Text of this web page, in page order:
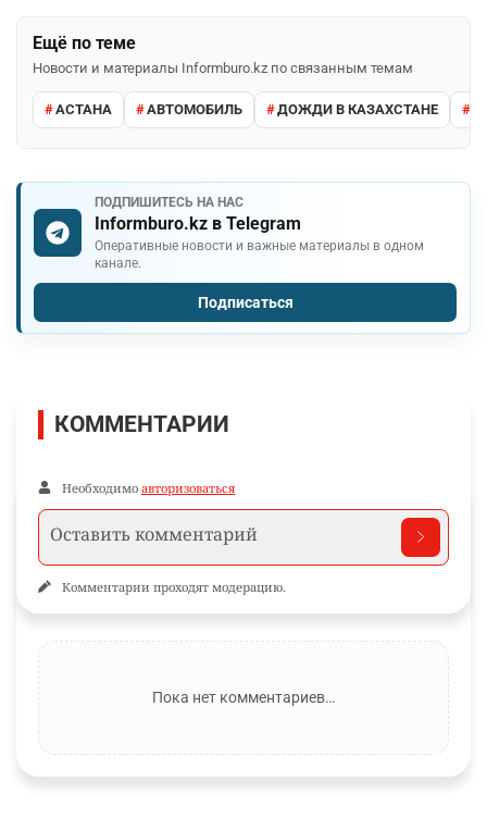
Ещё по теме
Новости и материалы Informburo.kz по связанным темам
АСТАНА АВТОМОБИЛЬ ДОЖДИ В КАЗАХСТАНЕ
ПОДПИШИТЕСЬ НА НАС
Informburo.kz в Telegram
Оперативные новости и важные материалы в одном
канале.
Подписаться
КОММЕНТАРИИ
Необходимо авторизоваться
Комментарии проходят модерацию.
Пока нет комментариев…